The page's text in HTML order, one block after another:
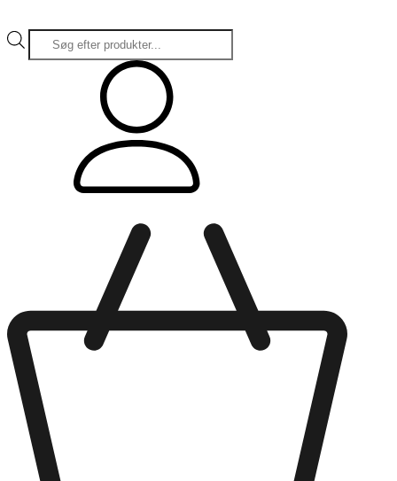
Products
search